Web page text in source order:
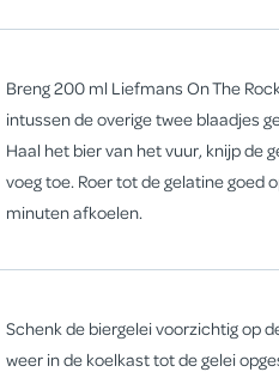
Breng 200 ml Liefmans On The
intussen de overige twee blaadjes
Haal het bier van het vuur, knijp de
voeg toe. Roer tot de gelatine goed
minuten afkoelen.
Schenk de biergelei voorzichtig op
weer in de koelkast tot de gelei